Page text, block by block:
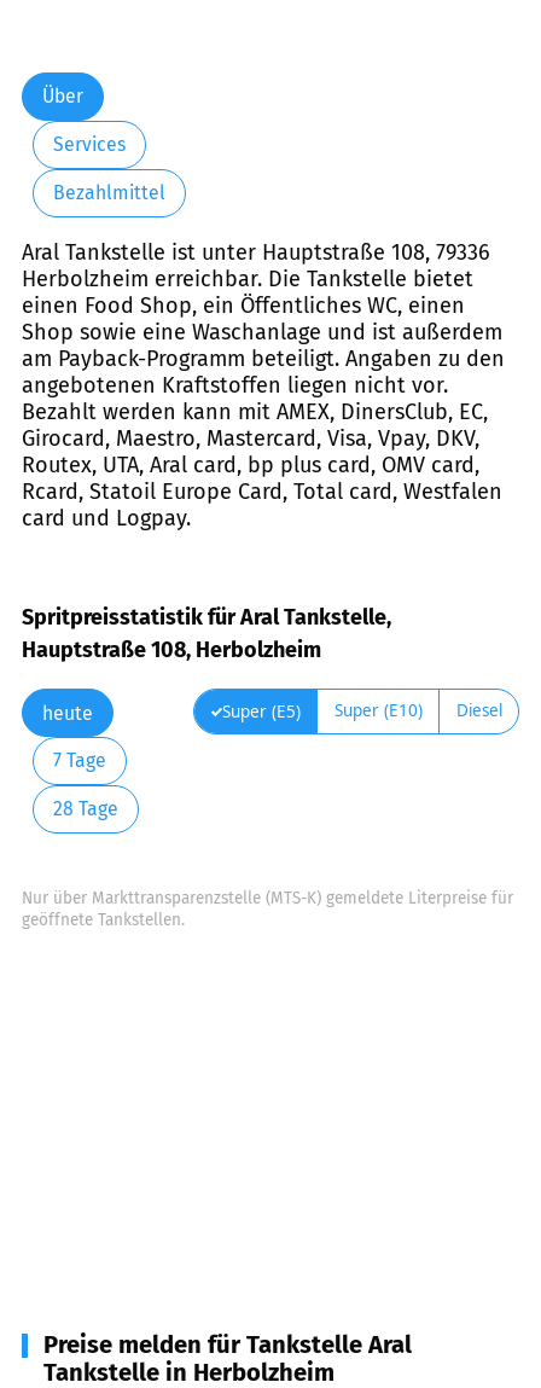
Über
Services
Bezahlmittel
Aral Tankstelle ist unter Hauptstraße 108, 79336
Herbolzheim erreichbar. Die Tankstelle bietet
einen Food Shop, ein Öffentliches WC, einen
Shop sowie eine Waschanlage und ist außerdem
am Payback-Programm beteiligt. Angaben zu den
angebotenen Kraftstoffen liegen nicht vor.
Bezahlt werden kann mit AMEX, DinersClub, EC,
Girocard, Maestro, Mastercard, Visa, Vpay, DKV,
Routex, UTA, Aral card, bp plus card, OMV card,
Rcard, Statoil Europe Card, Total card, Westfalen
card und Logpay.
Spritpreisstatistik für Aral Tankstelle,
Hauptstraße 108, Herbolzheim
heute
7 Tage
28 Tage
Super (E5) Super (E10) Diesel
Nur über Markttransparenzstelle (MTS-K) gemeldete Literpreise für
geöffnete Tankstellen.
Preise melden für Tankstelle Aral
Tankstelle in Herbolzheim